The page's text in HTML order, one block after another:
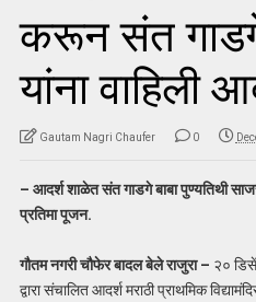
करून संत
यांना वाहिली
Gautam Nagri Chaufer 0
– आदर्श शाळेत संत गाडगे बाबा पुण्यतिथी
प्रतिमा पूजन.
गौतम नगरी चौफेर बादल बेले राजुरा – २०
द्वारा संचालित आदर्श मराठी प्राथमिक